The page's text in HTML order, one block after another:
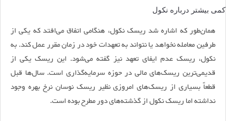
کمی بیشتر درباره نکول
همان‌طور که اشاره شد ریسک نکول، هنگامی اتفاق می‌افتد که یکی از
طرفین معامله نخواهد یا نتواند به تعهدات خود در زمان مقرر عمل کند. به
نکول، ریسک عدم ایفای تعهد نیز گفته می‌شود. این ریسک یکی از
قدیمی‌ترین ریسک‌های مالی در حوزه سرمایه‌گذاری است. سال‌ها قبل
قطعاً بسیاری از ریسک‌های امروزی نظیر ریسک نوسان نرخ بهره وجود
نداشته اما ریسک نکول از گذشته‌های دور مطرح بوده است.